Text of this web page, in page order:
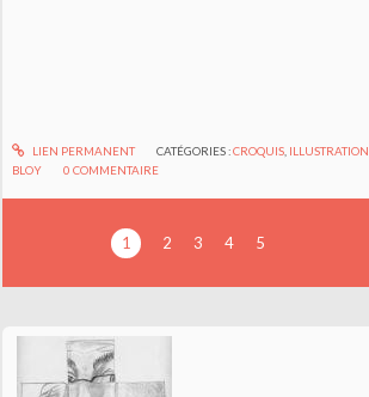
LIEN PERMANENT CATÉGORIES :CROQUIS, ILLUSTRATION
BLOY
0 COMMENTAIRE
1 2 3 4 5